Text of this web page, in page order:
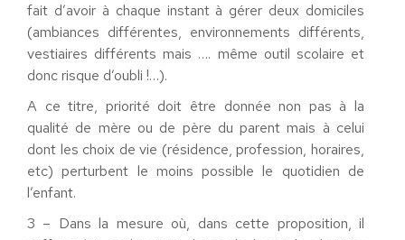
fait d’avoir à chaque instant à gérer deux domiciles
(ambiances différentes, environnements différents,
vestiaires différents mais …. même outil scolaire et
donc risque d’oubli !…).
A ce titre, priorité doit être donnée non pas à la
qualité de mère ou de père du parent mais à celui
dont les choix de vie (résidence, profession, horaires,
etc) perturbent le moins possible le quotidien de
l’enfant.
3 – Dans la mesure où, dans cette proposition, il